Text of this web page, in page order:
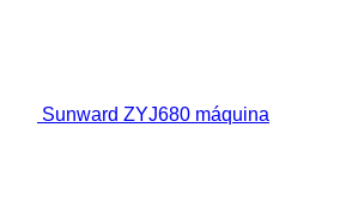
Sunward ZYJ680 máquina